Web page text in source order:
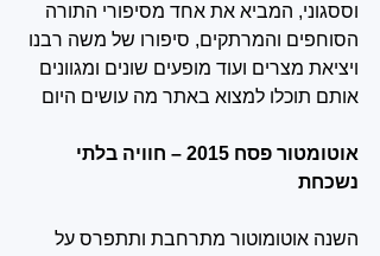
וססגוני, המביא את אחד מסיפורי התורה
הסוחפים והמרתקים, סיפורו של משה רבנו
ויציאת מצרים ועוד מופעים שונים ומגוונים
אותם תוכלו למצוא באתר מה עושים היום
אוטומטור פסח 2015 – חוויה בלתי
נשכחת
השנה אוטומוטור מתרחבת ותתפרס על